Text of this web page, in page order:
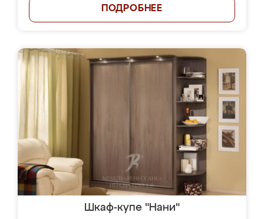
ПОДРОБНЕЕ
Шкаф-купе "Нани"